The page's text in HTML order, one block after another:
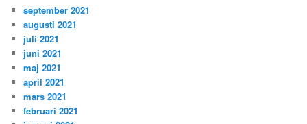
september 2021
augusti 2021
juli 2021
juni 2021
maj 2021
april 2021
mars 2021
februari 2021